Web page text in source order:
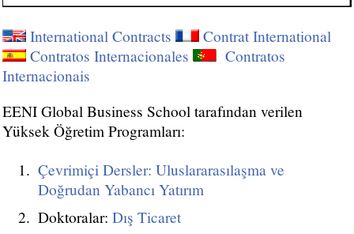
International Contracts
Contrat International
Contratos Internacionales
Contratos
Internacionais
EENI Global Business School tarafından verilen
Yüksek Öğretim Programları:
Çevrimiçi Dersler: Uluslararasılaşma ve
Doğrudan Yabancı Yatırım
Doktoralar: Dış Ticaret